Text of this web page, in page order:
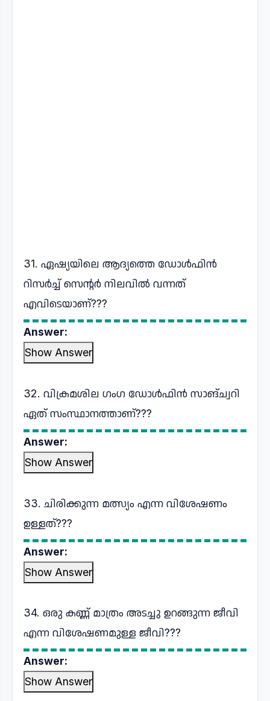
31. ഏഷ്യയിലെ ആദ്യത്തെ ഡോൾഫിൻ
റിസർച്ച് സെന്റർ നിലവിൽ വന്നത്
എവിടെയാണ്???
Answer:
Show Answer
32. വിക്രമശില ഗംഗ ഡോൾഫിൻ സാങ്ച്വറി
ഏത് സംസ്ഥാനത്താണ്???
Answer:
Show Answer
33. ചിരിക്കുന്ന മത്സ്യം എന്ന വിശേഷണം
ഉള്ളത്???
Answer:
Show Answer
34. ഒരു കണ്ണ് മാത്രം അടച്ചു ഉറങ്ങുന്ന ജീവി
എന്ന വിശേഷണമുള്ള ജീവി???
Answer:
Show Answer